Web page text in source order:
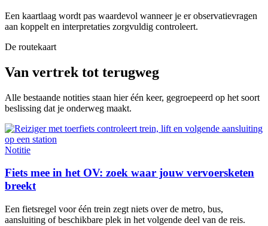
Een kaartlaag wordt pas waardevol wanneer je er observatievragen
aan koppelt en interpretaties zorgvuldig controleert.
De routekaart
Van vertrek tot terugweg
Alle bestaande notities staan hier één keer, gegroepeerd op het soort
beslissing dat je onderweg maakt.
Notitie
Fiets mee in het OV: zoek waar jouw vervoersketen
breekt
Een fietsregel voor één trein zegt niets over de metro, bus,
aansluiting of beschikbare plek in het volgende deel van de reis.